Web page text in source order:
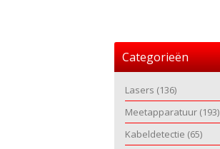
Categorieën
Lasers (136)
Meetapparatuur (193)
Kabeldetectie (65)